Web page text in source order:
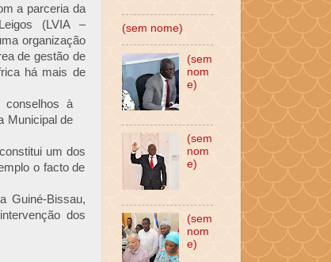
a parceria da
(LVIA –
organização
de gestão de
há mais de
conselhos à
Municipal de
um dos
o facto de
Guiné-Bissau,
dos
(sem nome)
(sem
nom
e)
(sem
nom
e)
(sem
nom
e)